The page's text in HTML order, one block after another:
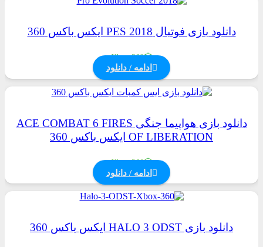
دانلود بازی فوتبال PES 2018 ایکس باکس 360
Xbox 360
ادامه / دانلود
دانلود بازی هواپیما جنگی ACE COMBAT 6 FIRES
OF LIBERATION ایکس باکس 360
Xbox 360
ادامه / دانلود
دانلود بازی HALO 3 ODST ایکس باکس 360